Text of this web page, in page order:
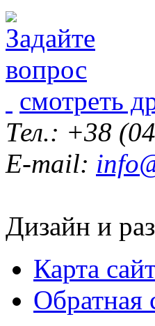
смотреть
Тел.: +38
E-mail:
Дизайн и
Карта
Обратная